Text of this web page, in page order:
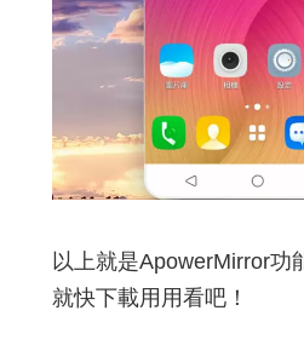
以上就是ApowerMirror功
就快下載用用看吧！